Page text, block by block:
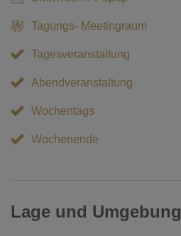
Tagungs- Meetingraum
Tagesveranstaltung
Abendveranstaltung
Wochentags
Wochenende
Lage und Umgebung